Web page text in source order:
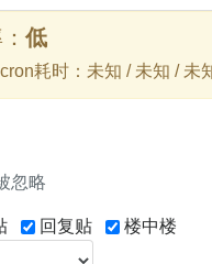
低
耗时：未知 / 未知 / 未
忽略
回复贴
楼中楼